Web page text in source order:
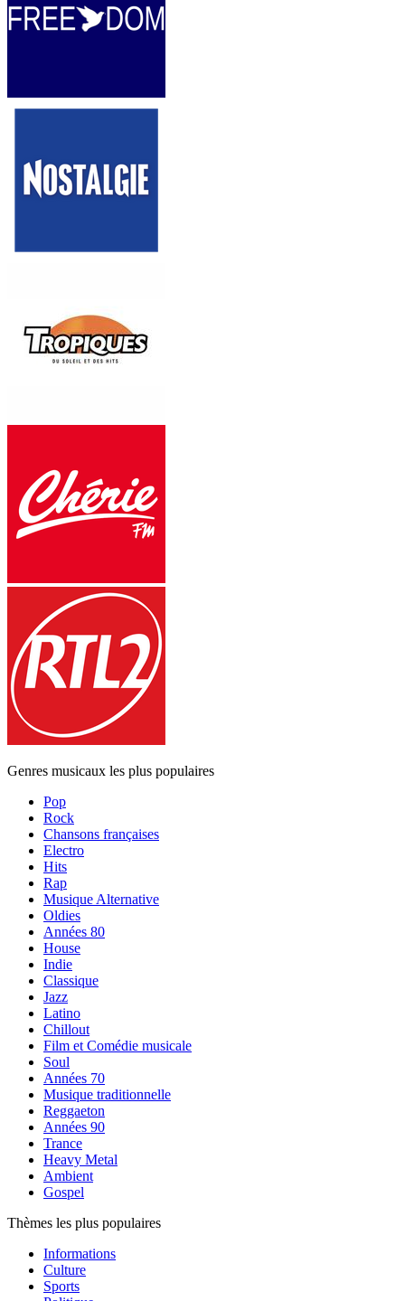
Genres musicaux les plus populaires
Pop
Rock
Chansons françaises
Electro
Hits
Rap
Musique Alternative
Oldies
Années 80
House
Indie
Classique
Jazz
Latino
Chillout
Film et Comédie musicale
Soul
Années 70
Musique traditionnelle
Reggaeton
Années 90
Trance
Heavy Metal
Ambient
Gospel
Thèmes les plus populaires
Informations
Culture
Sports